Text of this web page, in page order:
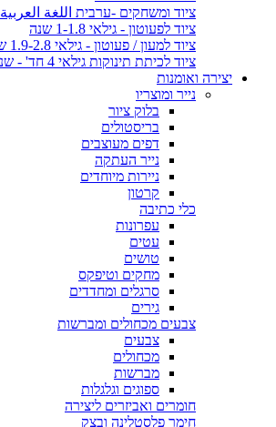
ציוד ומשחקים -ערבית اللغة العربية
ציוד לפעוטון - גילאי 1-1.8 שנה
ציוד למעון / פעוטון - גילאי 1.9-2.8 שנה
ציוד לכיתת תינוקות גילאי 4 חד' - שנה
יצירה ואומנות
נייר ומוצריו
בלוק ציור
בריסטולים
דפים מעוצבים
נייר העתקה
ניירות מיוחדים
קרטון
כלי כתיבה
עפרונות
עטים
טושים
מחקים וטיפקס
סרגלים ומחדדים
גירים
צבעים מכחולים ומברשות
צבעים
מכחולים
מברשות
ספוגים וגלגלות
חומרים ואביזרים ליצירה
חימר פלסטלינה ובצק